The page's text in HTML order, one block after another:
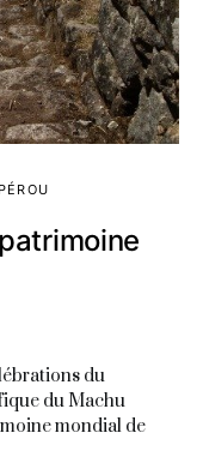
PÉROU
du
du Machu
mondial de